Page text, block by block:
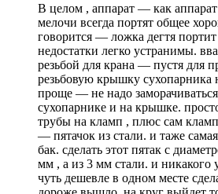
В целом , аппарат — как
мелочи всегда портят общее
говорится — ложка дегтя портит
недостатки легко устранимы.
резьбой для крана — пустя для
резьбовую крышку
проще — не надо заморачиваться
сухопарнике и на крышке.
трубы на кламп , плюс сам
— пятачок из стали. и таже
бак. сделать этот пятак с
мм , а из 3 мм стали. и никакого
чуть дешевле в одном месте